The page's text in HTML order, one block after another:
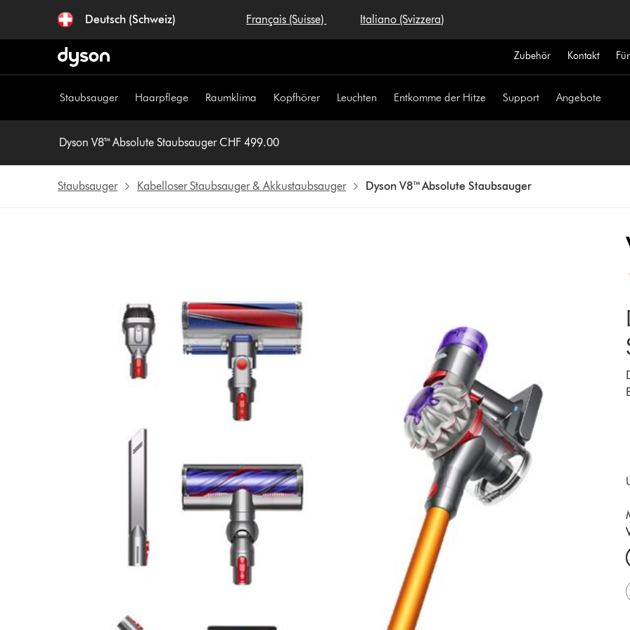
überspringen
Deutsch (Schweiz) Français (Suisse) Italiano (Svizzera)
Zubehör Kontakt
Staubsauger Haarpflege Raumklima Kopfhörer Leuchten Entkomme der Hitze Support Angebote
Dyson V8™ Absolute Staubsauger CHF 499.00
Staubsauger Kabelloser Staubsauger & Akkustaubsauger Dyson V8™ Absolute Staubsauger